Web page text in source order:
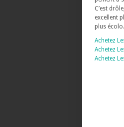
C’est
excellent
plus
Achetez
Achetez
Achetez